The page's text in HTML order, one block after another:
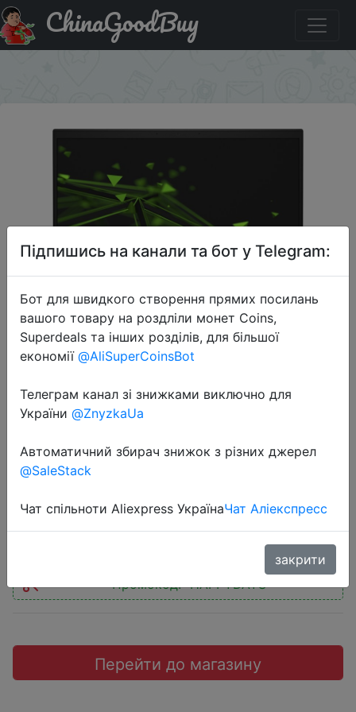
Код на знижку HAPPYDAYS Ноутбук HP Pavilion Gaming
16-a0036ur, 2X0P3EA, черный/зеленый
ChinaGoodBuy
2021-02-03
Ноутбук HP Pavilion Gaming 16-
зеленый
77391 руб.
Промокод:"HAPPYDAYS"
Перейти до магазину
Підпишись на канали та бот у Telegram:
Бот для швидкого створення прямих посилань
вашого товару на роздліли монет Coins,
Superdeals та інших розділів, для більшої
економії @AliSuperCoinsBot
Телеграм канал зі знижками виключно для
України @ZnyzkaUa
Автоматичний збирач знижок з різних джерел
@SaleStack
Чат спільноти Aliexpress УкраїнаЧат Аліекспресс
закрити